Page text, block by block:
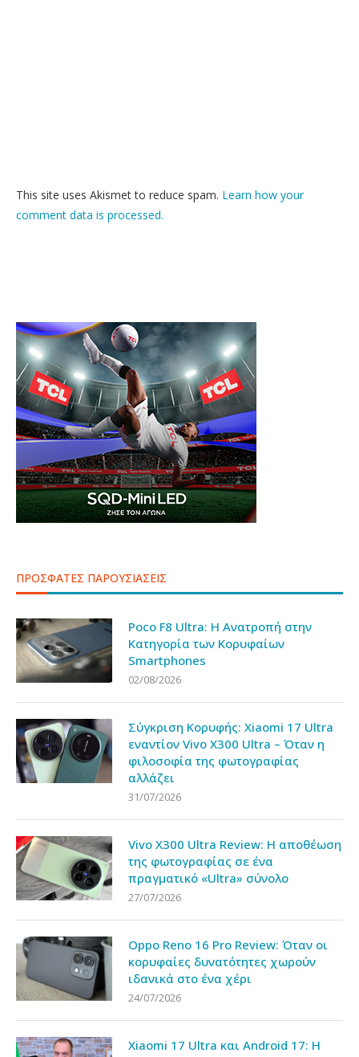
This site uses Akismet to reduce spam. Learn how your
comment data is processed.
ΠΡΟΣΦΑΤΕΣ ΠΑΡΟΥΣΙΑΣΕΙΣ
Poco F8 Ultra: Η Ανατροπή στην
Κατηγορία των Κορυφαίων
Smartphones
02/08/2026
Σύγκριση Κορυφής: Xiaomi 17 Ultra
εναντίον Vivo X300 Ultra – Όταν η
φιλοσοφία της φωτογραφίας
αλλάζει
31/07/2026
Vivo X300 Ultra Review: Η αποθέωση
της φωτογραφίας σε ένα
πραγματικό «Ultra» σύνολο
27/07/2026
Oppo Reno 16 Pro Review: Όταν οι
κορυφαίες δυνατότητες χωρούν
ιδανικά στο ένα χέρι
24/07/2026
Xiaomi 17 Ultra και Android 17: Η